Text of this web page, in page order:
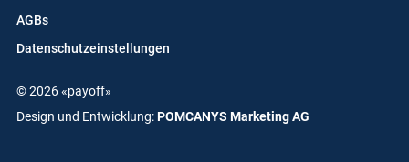
AGBs
Datenschutzeinstellungen
© 2026 «payoff»
Design und Entwicklung:POMCANYS Marketing AG